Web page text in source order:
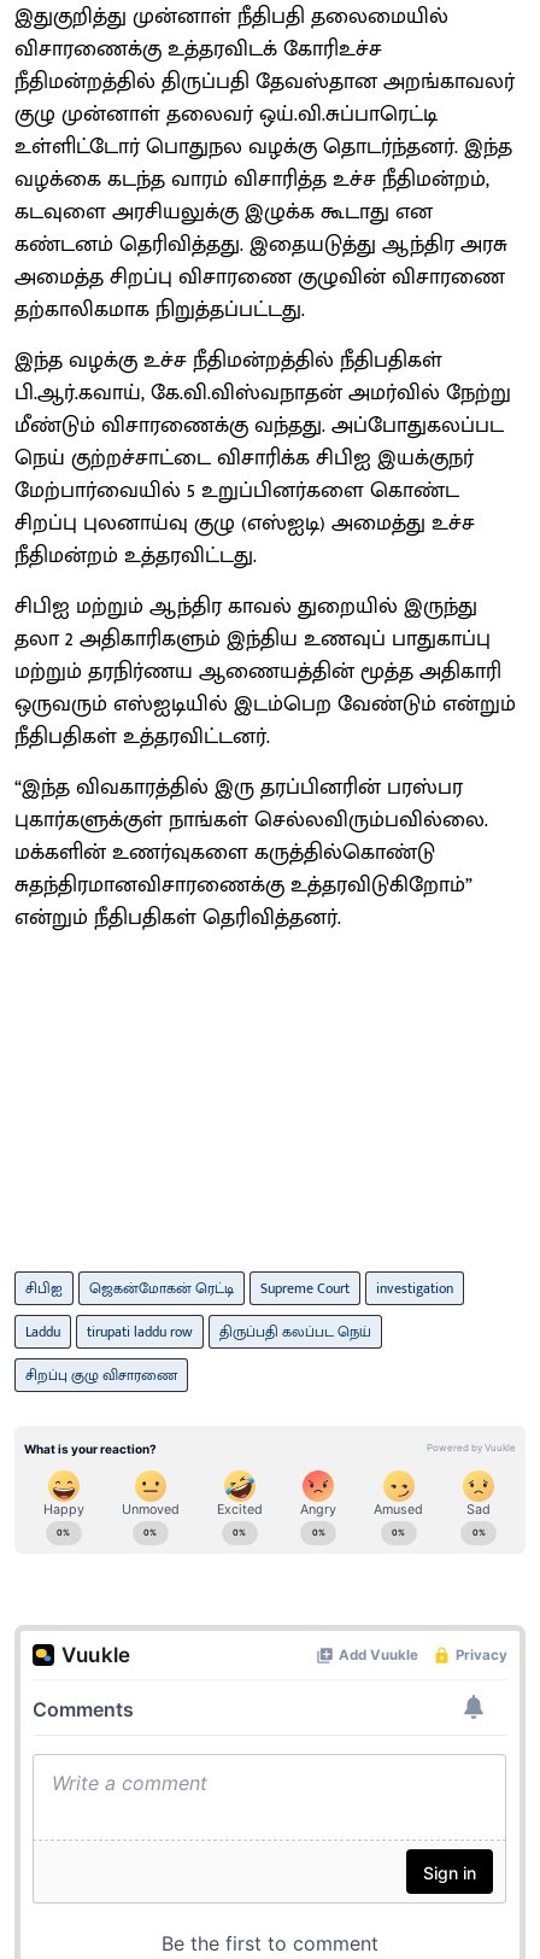
இதுகுறித்து முன்னாள் நீதிபதி தலைமையில்
விசாரணைக்கு உத்தரவிடக் கோரிஉச்ச
நீதிமன்றத்தில் திருப்பதி தேவஸ்தான அறங்காவலர்
குழு முன்னாள் தலைவர் ஒய்.வி.சுப்பாரெட்டி
உள்ளிட்டோர் பொதுநல வழக்கு தொடர்ந்தனர். இந்த
வழக்கை கடந்த வாரம் விசாரித்த உச்ச நீதிமன்றம்,
கடவுளை அரசியலுக்கு இழுக்க கூடாது என
கண்டனம் தெரிவித்தது. இதையடுத்து ஆந்திர அரசு
அமைத்த சிறப்பு விசாரணை குழுவின் விசாரணை
தற்காலிகமாக நிறுத்தப்பட்டது.
இந்த வழக்கு உச்ச நீதிமன்றத்தில் நீதிபதிகள்
பி.ஆர்.கவாய், கே.வி.விஸ்வநாதன் அமர்வில் நேற்று
மீண்டும் விசாரணைக்கு வந்தது. அப்போதுகலப்பட
நெய் குற்றச்சாட்டை விசாரிக்க சிபிஐ இயக்குநர்
மேற்பார்வையில் 5 உறுப்பினர்களை கொண்ட
சிறப்பு புலனாய்வு குழு (எஸ்ஐடி) அமைத்து உச்ச
நீதிமன்றம் உத்தரவிட்டது.
சிபிஐ மற்றும் ஆந்திர காவல் துறையில் இருந்து
தலா 2 அதிகாரிகளும் இந்திய உணவுப் பாதுகாப்பு
மற்றும் தரநிர்ணய ஆணையத்தின் மூத்த அதிகாரி
ஒருவரும் எஸ்ஐடியில் இடம்பெற வேண்டும் என்றும்
நீதிபதிகள் உத்தரவிட்டனர்.
“இந்த விவகாரத்தில் இரு தரப்பினரின் பரஸ்பர
புகார்களுக்குள் நாங்கள் செல்லவிரும்பவில்லை.
மக்களின் உணர்வுகளை கருத்தில்கொண்டு
சுதந்திரமானவிசாரணைக்கு உத்தரவிடுகிறோம்”
என்றும் நீதிபதிகள் தெரிவித்தனர்.
சிபிஐ ஜெகன்மோகன் ரெட்டி Supreme Court
investigation
Laddu
tirupati laddu row
திருப்பதி கலப்பட நெய்
சிறப்பு குழு விசாரணை